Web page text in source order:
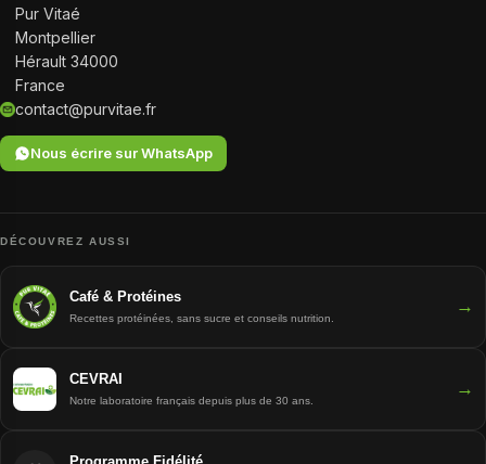
Pur Vitaé
Montpellier
Hérault 34000
France
contact@purvitae.fr
Nous écrire sur WhatsApp
DÉCOUVREZ AUSSI
Café & Protéines
Recettes protéinées, sans sucre et conseils nutrition.
→
CEVRAI
Notre laboratoire français depuis plus de 30 ans.
→